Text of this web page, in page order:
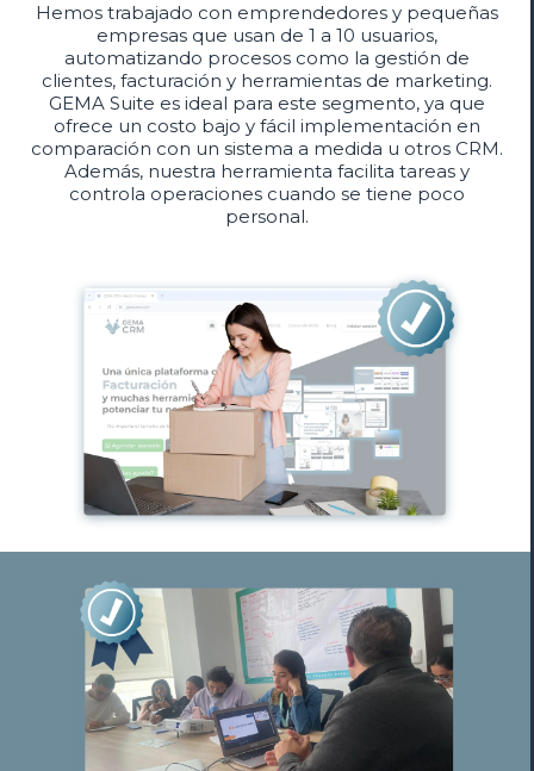
Hemos trabajado con emprendedores y pequeñas
empresas que usan de 1 a 10 usuarios,
automatizando procesos como la gestión de
clientes, facturación y herramientas de marketing.
GEMA Suite es ideal para este segmento, ya que
ofrece un costo bajo y fácil implementación en
comparación con un sistema a medida u otros CRM.
Además, nuestra herramienta facilita tareas y
controla operaciones cuando se tiene poco
personal.